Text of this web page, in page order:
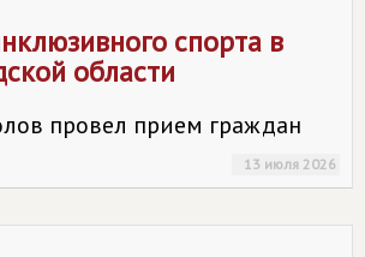
спорта в
области
провел прием граждан
13 июля 2026